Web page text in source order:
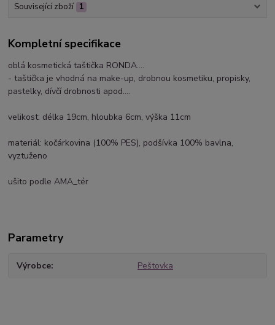
Související zboží 1
Kompletní specifikace
oblá kosmetická taštička RONDA....
- taštička je vhodná na make-up, drobnou kosmetiku, propisky,
pastelky, dívčí drobnosti apod....
velikost: délka 19cm, hloubka 6cm, výška 11cm
materiál: kočárkovina (100% PES), podšívka 100% bavlna,
vyztuženo
ušito podle AMA_tér
Parametry
Výrobce Peštovka